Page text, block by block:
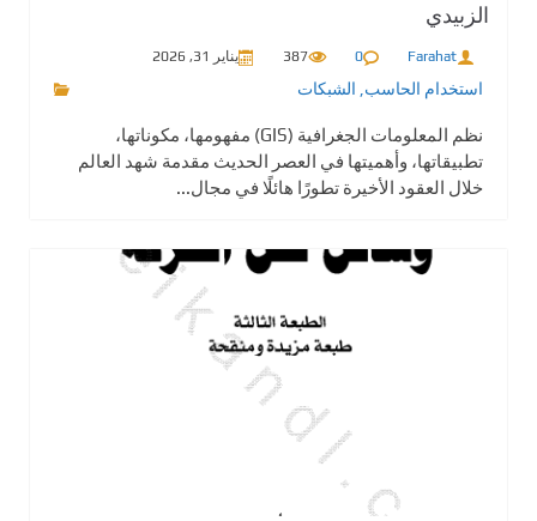
الزبيدي
Farahat
0
387 يناير 31, 2026
استخدام الحاسب الشبكات
نظم المعلومات الجغرافية (GIS) مفهومها، مكوناتها،
تطبيقاتها، وأهميتها في العصر الحديث مقدمة شهد العالم
خلال العقود الأخيرة تطورًا هائلًا في مجال...